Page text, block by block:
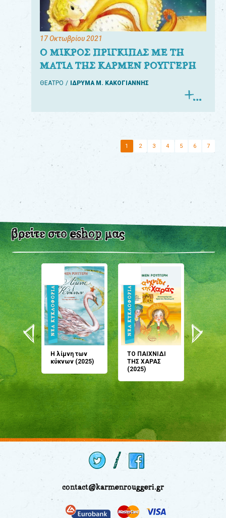
17 Οκτωβρίου 2021
Ο ΜΙΚΡΟΣ ΠΡΙΓΚΙΠΑΣ ΜΕ ΤΗ
ΜΑΤΙΑ ΤΗΣ ΚΑΡΜΕΝ ΡΟΥΓΓΕΡΗ
ΘΕΑΤΡΟ ΙΔΡΥΜΑ Μ. ΚΑΚΟΓΙΑΝΝΗΣ
1 2 3 4 5 6 7
βρείτε στοeshopμας
Η λίμνη των
κύκνων (2025)
ΤΟ ΠΑΙΧΝΙΔΙ
ΤΗΣ ΧΑΡΑΣ
(2025)
μου;
(2024)
contact@karmenrouggeri.gr